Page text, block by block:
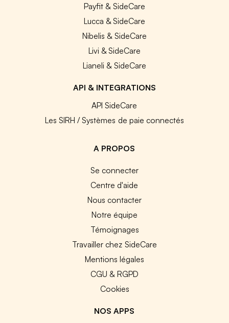
Payfit & SideCare
Lucca & SideCare
Nibelis & SideCare
Livi & SideCare
Lianeli & SideCare
API & INTEGRATIONS
API SideCare
Les SIRH / Systèmes de paie connectés
A PROPOS
Se connecter
Centre d'aide
Nous contacter
Notre équipe
Témoignages
Travailler chez SideCare
Mentions légales
CGU & RGPD
Cookies
NOS APPS